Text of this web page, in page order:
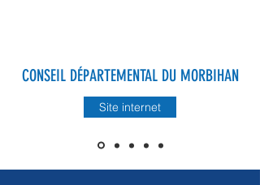
CONSEIL DÉPARTEMENTAL DU MORBIHAN
Site internet